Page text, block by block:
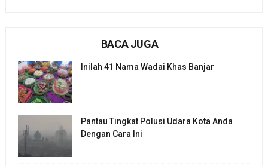
BACA JUGA
Inilah 41 Nama Wadai Khas Banjar
Pantau Tingkat Polusi Udara Kota Anda
Dengan Cara Ini